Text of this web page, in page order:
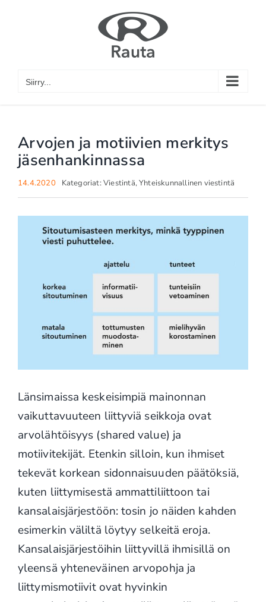
Siirry...
Arvojen ja motiivien merkitys
jäsenhankinnassa
14.4.2020 Kategoriat:Viestintä,Yhteiskunnallinen viestintä
Länsimaissa keskeisimpiä mainonnan
vaikuttavuuteen liittyviä seikkoja ovat
arvolähtöisyys (shared value) ja
motiivitekijät. Etenkin silloin, kun ihmiset
tekevät korkean sidonnaisuuden päätöksiä,
kuten liittymisestä ammattiliittoon tai
kansalaisjärjestöön: tosin jo näiden kahden
esimerkin väliltä löytyy selkeitä eroja.
Kansalaisjärjestöihin liittyvillä ihmisillä on
yleensä yhteneväinen arvopohja ja
liittymismotiivit ovat hyvinkin